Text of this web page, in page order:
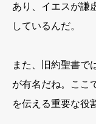
あり、イエスが謙
しているんだ。
また、旧約聖書で
が有名だね。ここ
を伝える重要な役